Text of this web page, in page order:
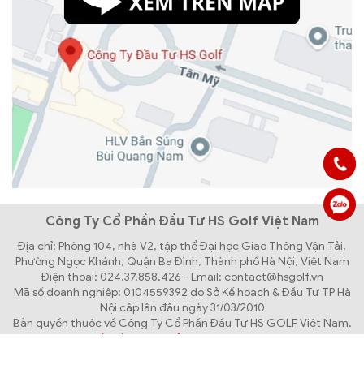
Công Ty Cổ Phần Đầu Tư HS Golf Việt Nam
Địa chỉ: Phòng 104, nhà V2, tập thể Đại học Giao Thông Vận Tải,
Phường Ngọc Khánh, Quận Ba Đình, Thành phố Hà Nội, Việt Nam
Điện thoại: 024.37.858.426 - Email: contact@hsgolf.vn
Mã số doanh nghiệp: 0104559392 do Sở Kế hoạch & Đầu Tư TP Hà
Nội cấp lần đầu ngày 31/03/2010
Bản quyền thuộc về Công Ty Cổ Phần Đầu Tư HS GOLF Việt Nam.
Thiết kế website bởi Creative Việt Nam